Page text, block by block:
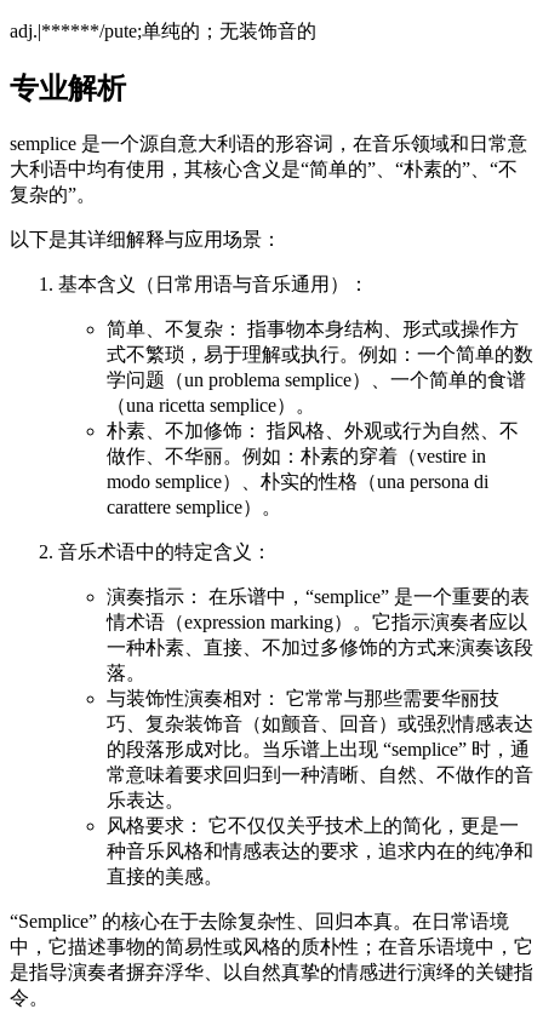
adj.|******/pute;单纯的；无装饰音的
专业解析
semplice 是一个源自意大利语的形容词，在音乐领域和日常意
大利语中均有使用，其核心含义是“简单的”、“朴素的”、“不
复杂的”。
以下是其详细解释与应用场景：
基本含义（日常用语与音乐通用）：
简单、不复杂： 指事物本身结构、形式或操作方
式不繁琐，易于理解或执行。例如：一个简单的数
学问题（un problema semplice）、一个简单的食谱
（una ricetta semplice）。
朴素、不加修饰： 指风格、外观或行为自然、不
做作、不华丽。例如：朴素的穿着（vestire in
modo semplice）、朴实的性格（una persona di
carattere semplice）。
音乐术语中的特定含义：
演奏指示： 在乐谱中，“semplice” 是一个重要的表
情术语（expression marking）。它指示演奏者应以
一种朴素、直接、不加过多修饰的方式来演奏该段
落。
与装饰性演奏相对： 它常常与那些需要华丽技
巧、复杂装饰音（如颤音、回音）或强烈情感表达
的段落形成对比。当乐谱上出现 “semplice” 时，通
常意味着要求回归到一种清晰、自然、不做作的音
乐表达。
风格要求： 它不仅仅关乎技术上的简化，更是一
种音乐风格和情感表达的要求，追求内在的纯净和
直接的美感。
“Semplice” 的核心在于去除复杂性、回归本真。在日常语境
中，它描述事物的简易性或风格的质朴性；在音乐语境中，它
是指导演奏者摒弃浮华、以自然真挚的情感进行演绎的关键指
令。